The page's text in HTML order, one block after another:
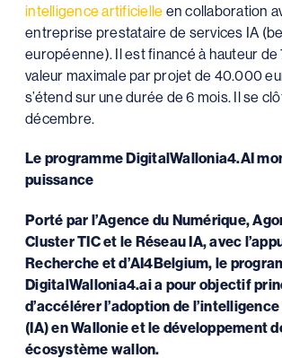
intelligence artificielle en collaboration
entreprise prestataire de services IA
européenne). Il est financé à hauteur de
valeur maximale par projet de 40.000
s’étend sur une durée de 6 mois. Il se
décembre.
Le programme DigitalWallonia4.AI
puissance
Porté par l’Agence du Numérique,
Cluster TIC et le Réseau IA, avec
Recherche et d’AI4Belgium, le
DigitalWallonia4.ai a pour objectif
d’accélérer l’adoption de
(IA) en Wallonie et le développement
écosystème wallon.